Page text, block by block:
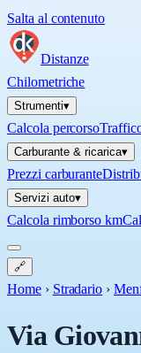
Salta al contenuto
Distanze
Chilometriche
Strumenti▾
Calcola percorso
Carburante & ricarica▾
Prezzi carburante
Servizi auto▾
Calcola rimborso km
🔗
Home › Stradario ›
Via